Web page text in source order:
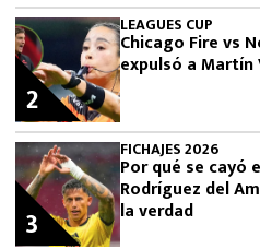
LEAGUES CUP
Chicago Fire vs
expulsó a Martín
2
FICHAJES 2026
Por qué se cayó
Rodríguez del
la verdad
3